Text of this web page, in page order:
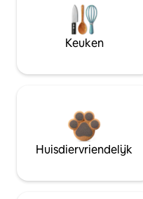
Keuken
Huisdiervriendelijk